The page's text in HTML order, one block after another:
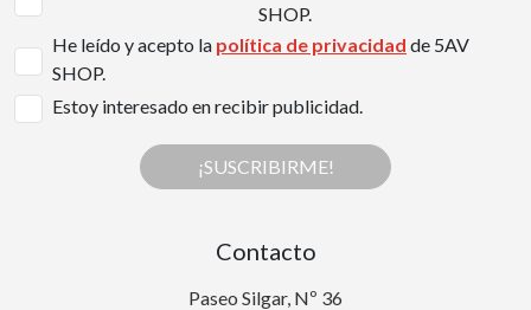
SHOP.
He leído y acepto la política de privacidad de 5AV
SHOP.
Estoy interesado en recibir publicidad.
¡SUSCRIBIRME!
Contacto
Paseo Silgar, Nº 36